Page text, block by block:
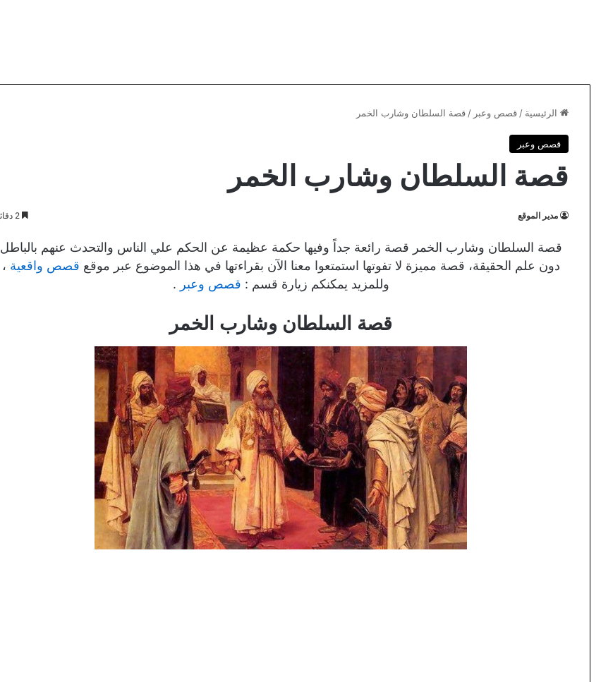
الرئيسية / قصص وعبر / قصة السلطان وشارب الخمر
قصص وعبر
قصة السلطان وشارب الخمر
مدير الموقع
قصة السلطان وشارب الخمر قصة رائعة جداً وفيها حكمة عظيمة عن الحكم علي الناس والتحدث عنهم بالباطل
دون علم الحقيقة، قصة مميزة لا تفوتها استمتعوا معنا الآن بقراءتها في هذا الموضوع عبر موقع قصص واقعية ،
وللمزيد يمكنكم زيارة قسم : قصص وعبر .
قصة السلطان وشارب الخمر